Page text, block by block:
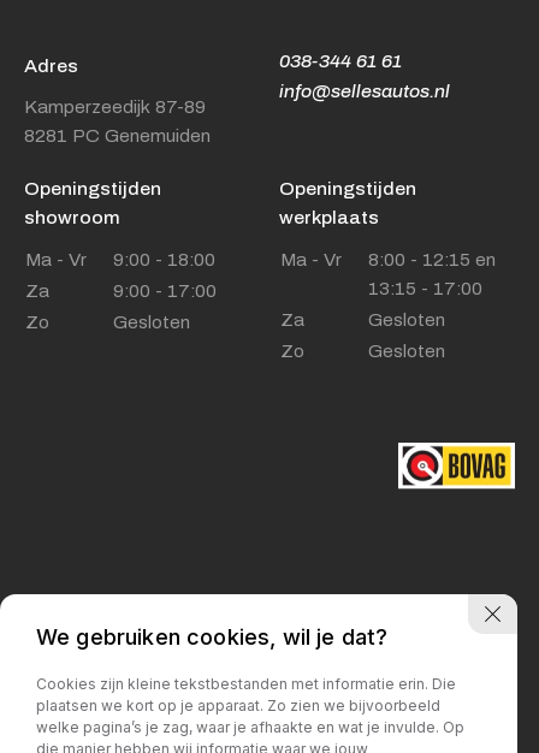
038-344 61 61
info@sellesautos.nl
Adres
Kamperzeedijk 87-89
8281 PC Genemuiden
Openingstijden
showroom
Ma - Vr
9:00 - 18:00
Za
9:00 - 17:00
Zo
Gesloten
Openingstijden
werkplaats
Ma - Vr
8:00 - 12:15 en
13:15 - 17:00
Za
Gesloten
Zo
Gesloten
We gebruiken cookies, wil je dat?
Cookies zijn kleine tekstbestanden met informatie erin. Die
plaatsen we kort op je apparaat. Zo zien we bijvoorbeeld
welke pagina’s je zag, waar je afhaakte en wat je invulde. Op
die manier hebben wij informatie waar we jouw